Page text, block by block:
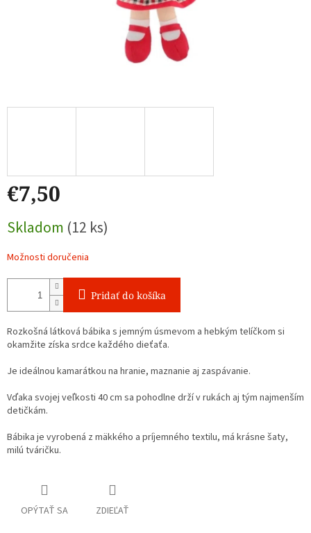
€7,50
cena:
Skladom (12 ks)
Možnosti doručenia
Pridať do košíka
Rozkošná látková bábika s jemným úsmevom a hebkým telíčkom si
okamžite získa srdce každého dieťaťa.
Je ideálnou kamarátkou na hranie, maznanie aj zaspávanie.
Vďaka svojej veľkosti 40 cm sa pohodlne drží v rukách aj tým najmenším
detičkám.
Bábika je vyrobená z mäkkého a príjemného textilu, má krásne šaty,
milú tváričku.
OPÝTAŤ SA ZDIEĽAŤ